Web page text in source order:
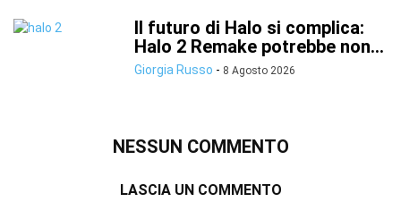
Il futuro di Halo si complica:
Halo 2 Remake potrebbe non...
Giorgia Russo - 8 Agosto 2026
NESSUN COMMENTO
LASCIA UN COMMENTO